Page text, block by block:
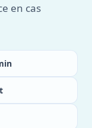
en cas